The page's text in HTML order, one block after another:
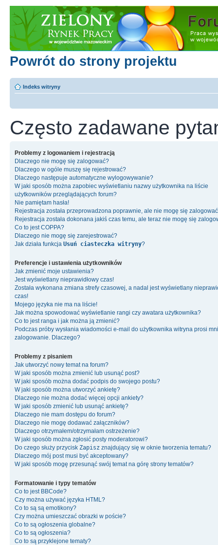
Powrót do strony projektu
Indeks witryny
Często zadawane
Problemy z logowaniem i rejestracją
Dlaczego nie mogę się zalogować?
Dlaczego w ogóle muszę się rejestrować?
Dlaczego następuje automatyczne wylogowywanie?
W jaki sposób można zapobiec wyświetlaniu nazwy użytkownika na liście
użytkowników przeglądających forum?
Nie pamiętam hasła!
Rejestracja została przeprowadzona poprawnie, ale nie mogę się
Rejestracja została dokonana jakiś czas temu, ale teraz nie mogę się
Co to jest COPPA?
Dlaczego nie mogę się zarejestrować?
Jak działa funkcja Usuń ciasteczka witryny?
Preferencje i ustawienia użytkowników
Jak zmienić moje ustawienia?
Jest wyświetlany nieprawidłowy czas!
Została wykonana zmiana strefy czasowej, a nadal jest wyświetlany
czas!
Mojego języka nie ma na liście!
Jak można spowodować wyświetlanie rangi czy awatara użytkownika?
Co to jest ranga i jak można ją zmienić?
Podczas próby wysłania wiadomości e-mail do użytkownika witryna prosi
zalogowanie. Dlaczego?
Problemy z pisaniem
Jak utworzyć nowy temat na forum?
W jaki sposób można zmienić lub usunąć post?
W jaki sposób można dodać podpis do swojego postu?
W jaki sposób można utworzyć ankietę?
Dlaczego nie można dodać więcej opcji ankiety?
W jaki sposób zmienić lub usunąć ankietę?
Dlaczego nie mam dostępu do forum?
Dlaczego nie mogę dodawać załączników?
Dlaczego otrzymałem/otrzymałam ostrzeżenie?
W jaki sposób można zgłosić posty moderatorowi?
Do czego służy przycisk Zapisz znajdujący się w oknie tworzenia tematu?
Dlaczego mój post musi być akceptowany?
W jaki sposób mogę przesunąć swój temat na górę strony tematów?
Formatowanie i typy tematów
Co to jest BBCode?
Czy można używać języka HTML?
Co to są są emotikony?
Czy można umieszczać obrazki w poście?
Co to są ogłoszenia globalne?
Co to są ogłoszenia?
Co to są przyklejone tematy?